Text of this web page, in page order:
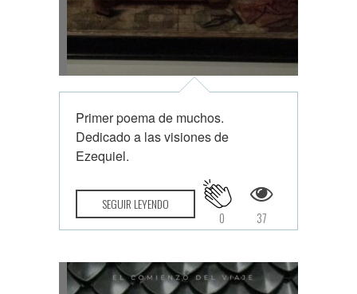
Primer poema de muchos.
Dedicado a las visiones de
Ezequiel.
SEGUIR LEYENDO
37
0